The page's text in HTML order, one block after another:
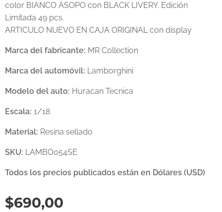
color BIANCO ASOPO con BLACK LIVERY. Edición
Limitada 49 pcs.
ARTICULO NUEVO EN CAJA ORIGINAL con display
Marca del fabricante: MR Collection
Marca del automóvil: Lamborghini
Modelo del auto: Huracan Tecnica
Escala: 1/18
Material: Resina sellado
SKU: LAMBO054SE
Todos los precios publicados están en Dólares (USD)
$690,00